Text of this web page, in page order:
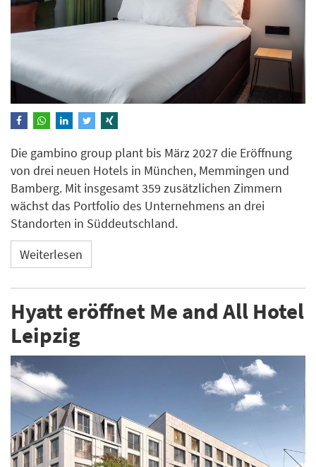
Die gambino group plant bis März 2027 die Eröffnung
von drei neuen Hotels in München, Memmingen und
Bamberg. Mit insgesamt 359 zusätzlichen Zimmern
wächst das Portfolio des Unternehmens an drei
Standorten in Süddeutschland.
Weiterlesen
Hyatt eröffnet Me and All Hotel
Leipzig